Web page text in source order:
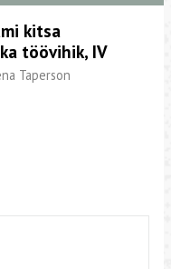
kitsa
töövihik, IV
Taperson